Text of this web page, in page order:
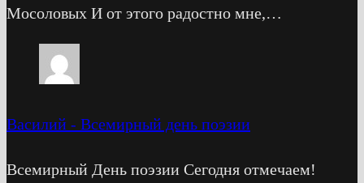
Мосоловых И от этого радостно мне,…
Василий - Всемирный день поэзии
Всемирный День поэзии Сегодня отмечаем!